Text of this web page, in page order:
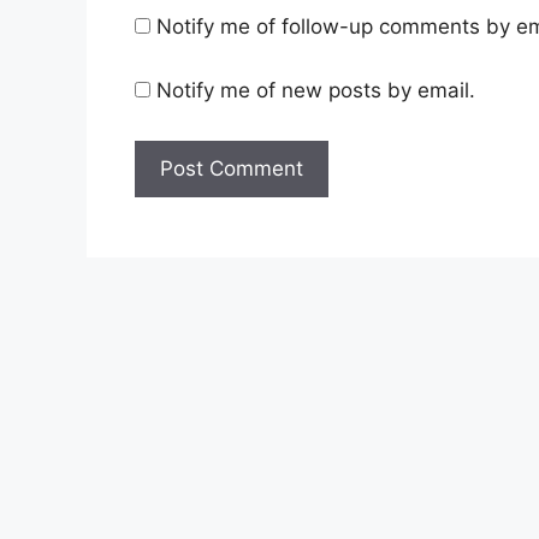
Notify me of follow-up comments by
Notify me of new posts by email.